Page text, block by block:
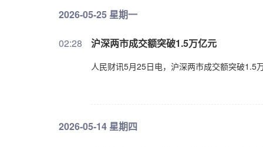
2026-05-25 星期一
02:28 沪深两市成交额突破1.5万亿元
人民财讯5月25日电，沪深两市成交额突破1.5
2026-05-14 星期四